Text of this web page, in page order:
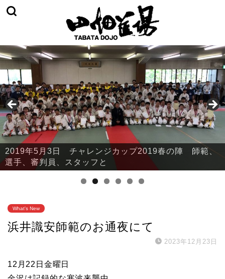
2019年5月3日 チャレンジカップ2019春の陣 本部・
鈴川
What's New
浜井識安師範のお通夜にて
2023年12月23日
12月22日金曜日